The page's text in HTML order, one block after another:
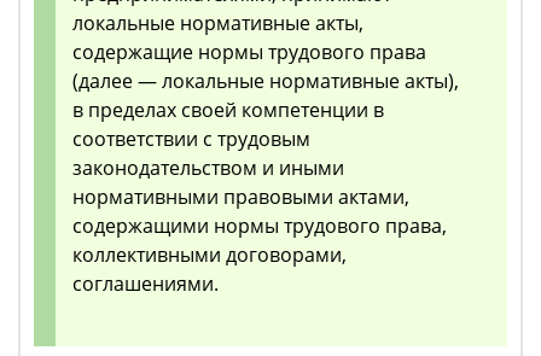
локальные нормативные акты,
содержащие нормы трудового права
(далее — локальные нормативные акты),
в пределах своей компетенции в
соответствии с трудовым
законодательством и иными
нормативными правовыми актами,
содержащими нормы трудового права,
коллективными договорами,
соглашениями.